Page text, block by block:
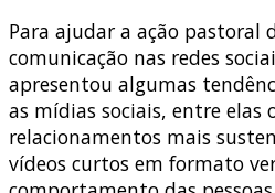
Para ajudar a ação pastoral
comunicação nas redes
apresentou algumas
as mídias sociais, entre elas
relacionamentos mais
vídeos curtos em formato